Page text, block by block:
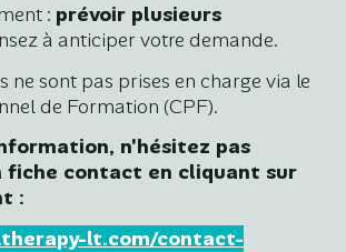
: prévoir plusieurs
à anticiper votre demande.
ne sont pas prises en charge via le
de Formation (CPF).
n'hésitez pas
fiche contact en cliquant sur
:
lt.com/contact-